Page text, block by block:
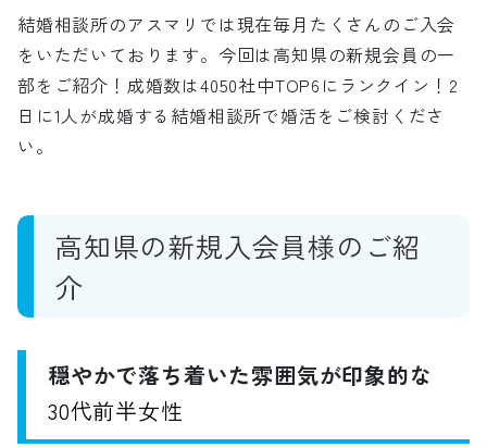
結婚相談所のアスマリでは現在毎月たくさんのご入会
をいただいております。今回は高知県の新規会員の一
部をご紹介！成婚数は4050社中TOP6にランクイン！2
日に1人が成婚する結婚相談所で婚活をご検討くださ
い。
高知県の新規入会員様のご紹
介
穏やかで落ち着いた雰囲気が印象的な
30代前半女性